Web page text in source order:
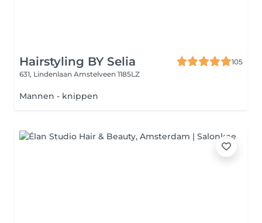
Hairstyling BY Selia
105
631, Lindenlaan Amstelveen 1185LZ
Mannen - knippen